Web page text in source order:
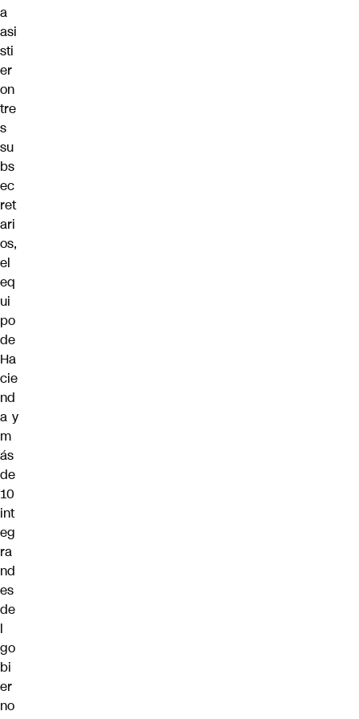
a
asi
sti
er
on
tre
s
su
bs
ec
ret
ari
os,
el
eq
ui
po
de
Ha
cie
nd
a y
m
ás
de
10
int
eg
ra
nd
es
de
l
go
bi
er
no